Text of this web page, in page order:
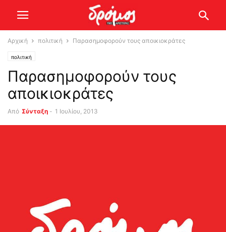
Αρχική πολιτική Παρασημοφορούν τους αποικιοκράτες
πολιτική
Παρασημοφορούν τους
αποικιοκράτες
Από Σύνταξη - 1 Ιουλίου, 2013